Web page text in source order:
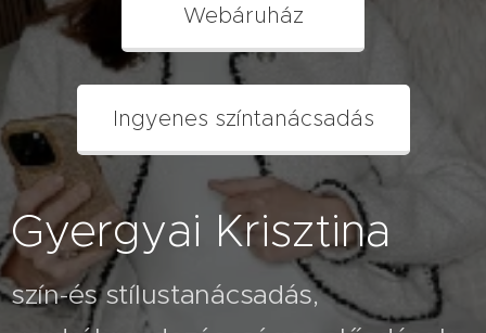
Webáruház
Ingyenes színtanácsadás
Gyergyai Krisztina
szín-és stílustanácsadás,